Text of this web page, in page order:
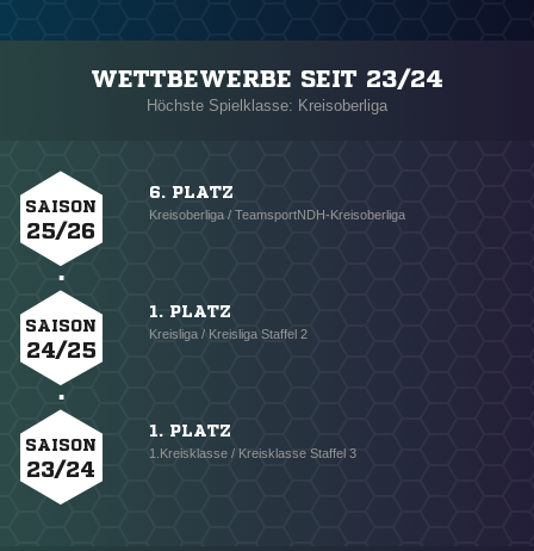
WETTBEWERBE SEIT 23/24
Höchste Spielklasse: Kreisoberliga
SAISON
25/26
6. PLATZ
Kreisoberliga / TeamsportNDH-Kreisoberliga
SAISON
24/25
1. PLATZ
Kreisliga / Kreisliga Staffel 2
SAISON
23/24
1. PLATZ
1.Kreisklasse / Kreisklasse Staffel 3